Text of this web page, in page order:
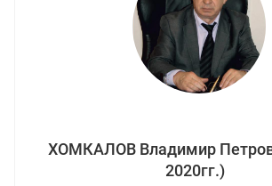
ХОМКАЛОВ Владимир
2020гг.)